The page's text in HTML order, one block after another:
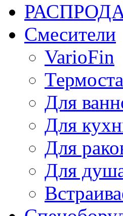
Смесители
VarioFin
Для
Для
Для
Для